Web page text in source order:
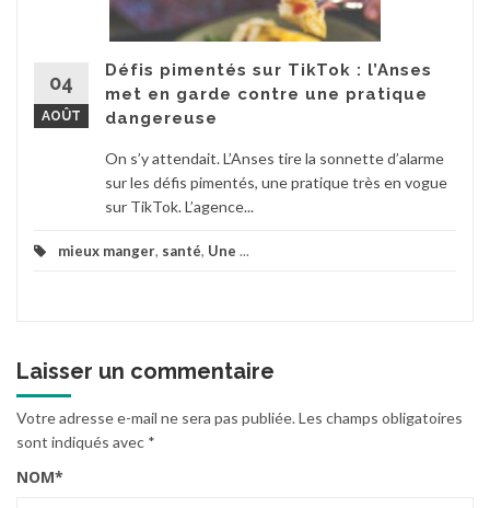
04
AOÛT
Défis pimentés sur TikTok : l’Anses
met en garde contre une pratique
dangereuse
On s’y attendait. L’Anses tire la sonnette d’alarme
sur les défis pimentés, une pratique très en vogue
sur TikTok. L’agence...
mieux manger, santé, Une ...
Laisser un commentaire
Votre adresse e-mail ne sera pas publiée.Les champs obligatoires
sont indiqués avec *
NOM*